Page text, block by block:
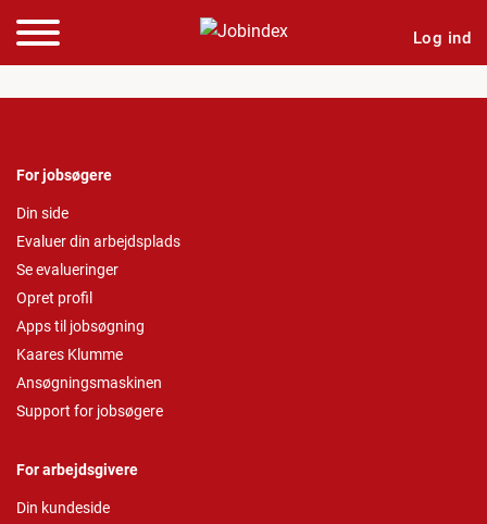
Log ind
For jobsøgere
Din side
Evaluer din arbejdsplads
Se evalueringer
Opret profil
Apps til jobsøgning
Kaares Klumme
Ansøgningsmaskinen
Support for jobsøgere
For arbejdsgivere
Din kundeside